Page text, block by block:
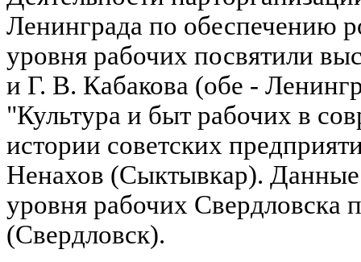
Ленинграда по обеспечению
уровня рабочих посвятили
и Г. В. Кабакова (обе -
"Культура и быт рабочих в
истории советских
Ненахов (Сыктывкар). Данные
уровня рабочих
(Свердловск).